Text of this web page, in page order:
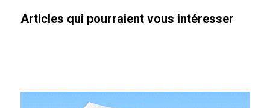
Articles qui pourraient vous intéresser